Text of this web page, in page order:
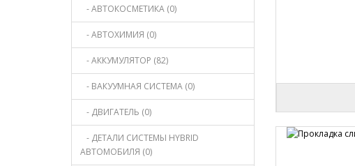
- АВТОКОСМЕТИКА (0)
- АВТОХИМИЯ (0)
- АККУМУЛЯТОР (82)
- ВАКУУМНАЯ СИСТЕМА (0)
- ДВИГАТЕЛЬ (0)
- ДЕТАЛИ СИСТЕМЫ HYBRID
АВТОМОБИЛЯ (0)